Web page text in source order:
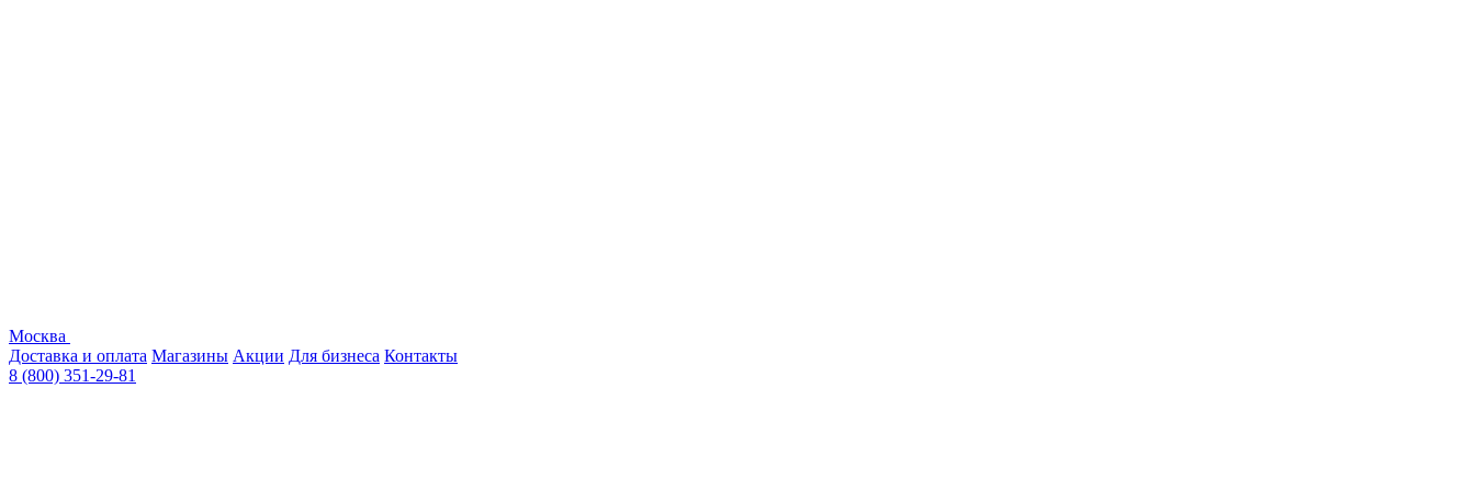
Москва
Доставка и оплата Магазины Акции Для бизнеса Контакты
8 (800) 351-29-81